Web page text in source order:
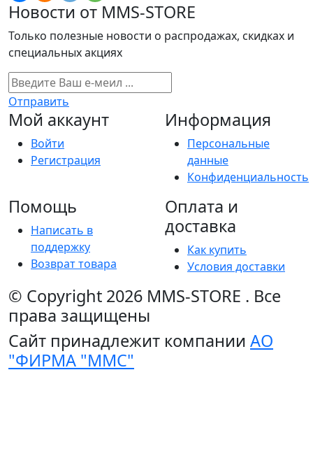
Новости от MMS-STORE
Только полезные новости о распродажах, скидках и
специальных акциях
Отправить
Мой аккаунт
Войти
Регистрация
Информация
Персональные
данные
Конфиденциальность
Помощь
Написать в
поддержку
Возврат товара
Оплата и
доставка
Как купить
Условия доставки
© Copyright 2026 MMS-STORE . Все
права защищены
Сайт принадлежит компании АО
"ФИРМА "ММС"